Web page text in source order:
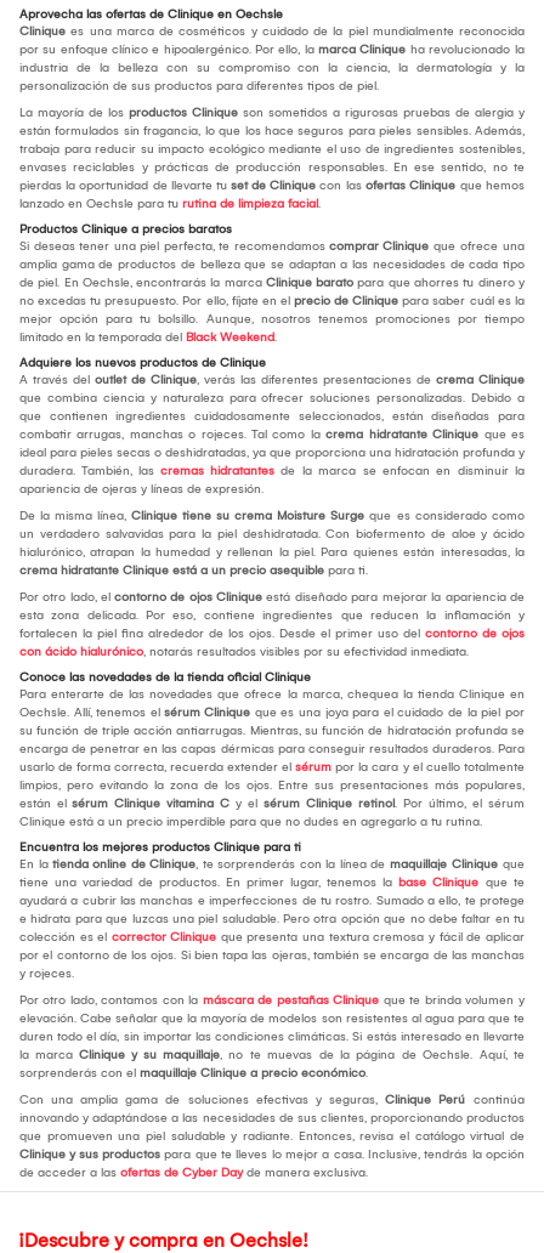
Aprovecha las ofertas de Clinique en Oechsle
Clinique es una marca de cosméticos y cuidado de la piel mundialmente reconocida
por su enfoque clínico e hipoalergénico. Por ello, la marca Clinique ha revolucionado la
industria de la belleza con su compromiso con la ciencia, la dermatología y la
personalización de sus productos para diferentes tipos de piel.
La mayoría de los productos Clinique son sometidos a rigurosas pruebas de alergia y
están formulados sin fragancia, lo que los hace seguros para pieles sensibles. Además,
trabaja para reducir su impacto ecológico mediante el uso de ingredientes sostenibles,
envases reciclables y prácticas de producción responsables. En ese sentido, no te
pierdas la oportunidad de llevarte tu set de Clinique con las ofertas Clinique que hemos
lanzado en Oechsle para tu rutina de limpieza facial.
Productos Clinique a precios baratos
Si deseas tener una piel perfecta, te recomendamos comprar Clinique que ofrece una
amplia gama de productos de belleza que se adaptan a las necesidades de cada tipo
de piel. En Oechsle, encontrarás la marca Clinique barato para que ahorres tu dinero y
no excedas tu presupuesto. Por ello, fíjate en el precio de Clinique para saber cuál es la
mejor opción para tu bolsillo. Aunque, nosotros tenemos promociones por tiempo
limitado en la temporada del Black Weekend.
Adquiere los nuevos productos de Clinique
A través del outlet de Clinique, verás las diferentes presentaciones de crema Clinique
que combina ciencia y naturaleza para ofrecer soluciones personalizadas. Debido a
que contienen ingredientes cuidadosamente seleccionados, están diseñadas para
combatir arrugas, manchas o rojeces. Tal como la crema hidratante Clinique que es
ideal para pieles secas o deshidratadas, ya que proporciona una hidratación profunda y
duradera. También, las cremas hidratantes de la marca se enfocan en disminuir la
apariencia de ojeras y líneas de expresión.
De la misma línea, Clinique tiene su crema Moisture Surge que es considerado como
un verdadero salvavidas para la piel deshidratada. Con biofermento de aloe y ácido
hialurónico, atrapan la humedad y rellenan la piel. Para quienes están interesadas, la
crema hidratante Clinique está a un precio asequible para ti.
Por otro lado, el contorno de ojos Clinique está diseñado para mejorar la apariencia de
esta zona delicada. Por eso, contiene ingredientes que reducen la inflamación y
fortalecen la piel fina alrededor de los ojos. Desde el primer uso del contorno de ojos
con ácido hialurónico, notarás resultados visibles por su efectividad inmediata.
Conoce las novedades de la tienda oficial Clinique
Para enterarte de las novedades que ofrece la marca, chequea la tienda Clinique en
Oechsle. Allí, tenemos el sérum Clinique que es una joya para el cuidado de la piel por
su función de triple acción antiarrugas. Mientras, su función de hidratación profunda se
encarga de penetrar en las capas dérmicas para conseguir resultados duraderos. Para
usarlo de forma correcta, recuerda extender el sérum por la cara y el cuello totalmente
limpios, pero evitando la zona de los ojos. Entre sus presentaciones más populares,
están el sérum Clinique vitamina C y el sérum Clinique retinol. Por último, el sérum
Clinique está a un precio imperdible para que no dudes en agregarlo a tu rutina.
Encuentra los mejores productos Clinique para ti
En la tienda online de Clinique, te sorprenderás con la línea de maquillaje Clinique que
tiene una variedad de productos. En primer lugar, tenemos la base Clinique que te
ayudará a cubrir las manchas e imperfecciones de tu rostro. Sumado a ello, te protege
e hidrata para que luzcas una piel saludable. Pero otra opción que no debe faltar en tu
colección es el corrector Clinique que presenta una textura cremosa y fácil de aplicar
por el contorno de los ojos. Si bien tapa las ojeras, también se encarga de las manchas
y rojeces.
Por otro lado, contamos con la máscara de pestañas Clinique que te brinda volumen y
elevación. Cabe señalar que la mayoría de modelos son resistentes al agua para que te
duren todo el día, sin importar las condiciones climáticas. Si estás interesado en llevarte
la marca Clinique y su maquillaje, no te muevas de la página de Oechsle. Aquí, te
sorprenderás con el maquillaje Clinique a precio económico.
Con una amplia gama de soluciones efectivas y seguras, Clinique Perú continúa
innovando y adaptándose a las necesidades de sus clientes, proporcionando productos
que promueven una piel saludable y radiante. Entonces, revisa el catálogo virtual de
Clinique y sus productos para que te lleves lo mejor a casa. Inclusive, tendrás la opción
de acceder a las ofertas de Cyber Dayde manera exclusiva.
¡Descubre y compra en Oechsle!